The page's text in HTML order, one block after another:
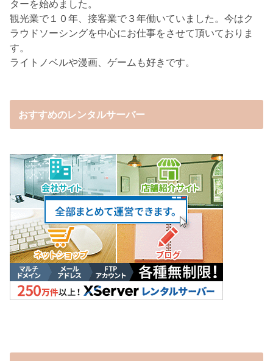
ターを始めました。
観光業で１０年、接客業で３年働いていました。今はク
ラウドソーシングを中心にお仕事をさせて頂いておりま
す。
ライトノベルや漫画、ゲームも好きです。
おすすめのレンタルサーバー